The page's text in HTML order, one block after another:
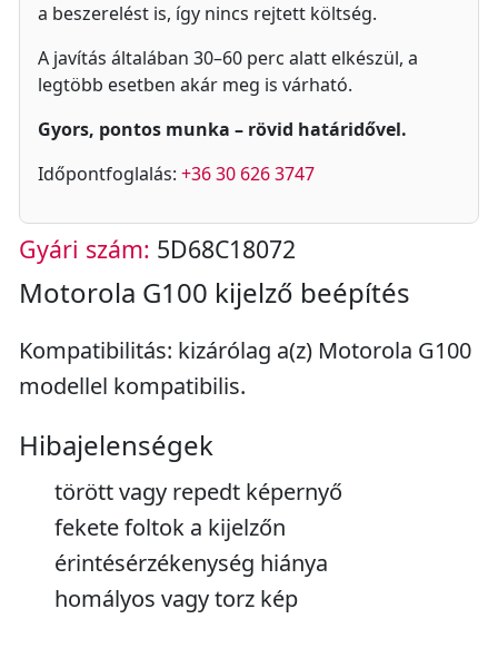
a beszerelést is, így nincs rejtett költség.
A javítás általában 30–60 perc alatt elkészül, a
legtöbb esetben akár meg is várható.
Gyors, pontos munka – rövid határidővel.
Időpontfoglalás: +36 30 626 3747
Gyári szám: 5D68C18072
Motorola G100 kijelző beépítés
Kompatibilitás: kizárólag a(z) Motorola G100
modellel kompatibilis.
Hibajelenségek
törött vagy repedt képernyő
fekete foltok a kijelzőn
érintésérzékenység hiánya
homályos vagy torz kép